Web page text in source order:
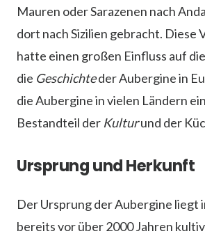
Mauren oder Sarazenen nach
dort nach Sizilien gebracht. Diese
hatte einen großen Einfluss auf die
die Geschichteder Aubergine in
die Aubergine in vielen Ländern
Bestandteil der Kulturund der
Ursprung und Herkunft
Der Ursprung der Aubergine liegt
bereits vor über 2000 Jahren